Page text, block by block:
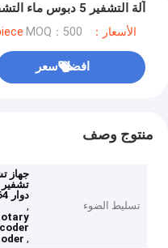
آلة التشفير 5 دبوس ماء التشفير الروتاري غسالة
الأسعار：USD 0.5~1 piece MOQ：500 قطعة
افضل سعر
منتوج وصف
تسليط الضوء
تشفير
دوار IP64
,
,